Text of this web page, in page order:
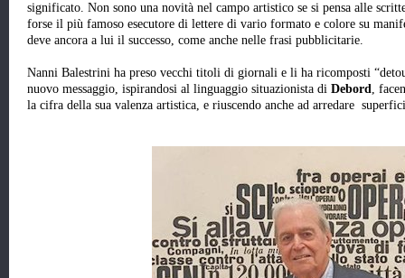
significato. Non sono una novità nel campo artistico se si pensa alle
forse il più famoso esecutore di lettere di vario formato e colore su
deve ancora a lui il successo, come anche nelle frasi pubblicitarie.
Nanni Balestrini ha preso vecchi titoli di giornali e li ha ricomposti
nuovo messaggio, ispirandosi al linguaggio situazionista di Debord,
la cifra della sua valenza artistica, e riuscendo anche ad arredare